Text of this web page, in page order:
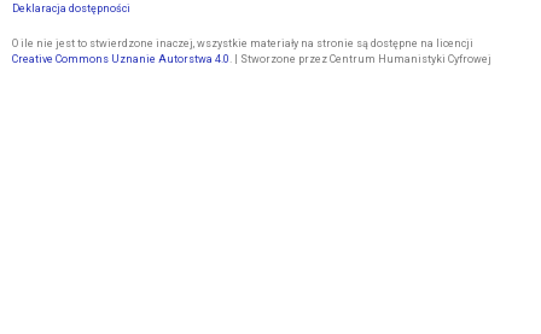
Deklaracja dostępności
O ile nie jest to stwierdzone inaczej, wszystkie materiały na stronie są dostępne na licencji
Creative Commons Uznanie Autorstwa 4.0 . | Stworzone przez Centrum Humanistyki Cyfrowej